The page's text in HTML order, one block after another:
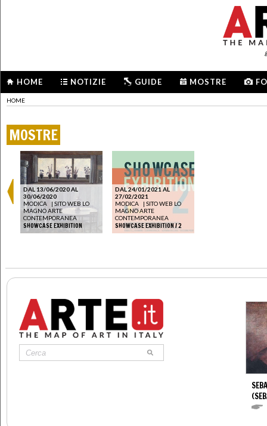
HOME NOTIZIE GUIDE MOSTRE
HOME
MOSTRE
DAL 13/06/2020 AL
30/06/2020
MODICA
| SITO WEB LO
MAGNO ARTE
CONTEMPORANEA
SHOWCASE EXHIBITION
DAL 24/01/2021 AL
27/02/2021
MODICA
| SITO WEB LO
MAGNO ARTE
CONTEMPORANEA
SHOWCASE EXHIBITION / 2